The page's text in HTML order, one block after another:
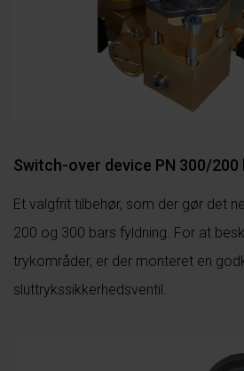
Switch-over device PN 300/200
Et valgfrit tilbehør, som der gør det
200 og 300 bars fyldning. For at
trykområder, er der monteret en
sluttrykssikkerhedsventil.